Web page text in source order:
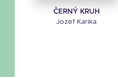
ČERNÝ KRUH
Jozef Karika